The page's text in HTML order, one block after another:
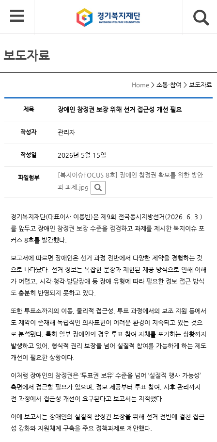
보도자료
Home > 소통·참여 > 보도자료
제목 장애인 참정권 보장 위해 선거 접근성 개선 필요
작성자 관리자
작성일 2026년 5월 15일
파일첨부
[복지이슈FOCUS 8호] 장애인 참정권 확보를 위한 방안
과 과제.jpg
경기복지재단(대표이사 이용빈)은 제9회 전국동시지방선거(2026. 6. 3.)
를 앞두고 장애인 참정권 보장 수준을 점검하고 과제를 제시한 복지이슈 포
커스 8호를 발간했다.
보고서에 따르면 장애인은 선거 과정 전반에서 다양한 제약을 경험하는 것
으로 나타났다. 선거 정보는 복잡한 문장과 제한된 제공 방식으로 인해 이해
가 어렵고, 시각·청각·발달장애 등 장애 유형에 따라 필요한 정보 접근 방식
도 충분히 반영되지 못하고 있다.
또한 투표소까지의 이동, 물리적 접근성, 투표 과정에서의 보조 지원 등에서
도 제약이 존재해 독립적인 의사표현이 어려운 환경이 지속되고 있는 것으
로 분석됐다. 특히 일부 장애인의 경우 투표 참여 자체를 포기하는 상황까지
발생하고 있어, 형식적 권리 보장을 넘어 실질적 참여를 가능하게 하는 제도
개선이 필요한 상황이다.
이처럼 장애인의 참정권은 ‘투표권 보유’ 수준을 넘어 ‘실질적 행사 가능성’
측면에서 접근할 필요가 있으며, 정보 제공부터 투표 참여, 사후 관리까지
전 과정에서 접근성 개선이 요구된다고 보고서는 지적했다.
이에 보고서는 장애인의 실질적 참정권 보장을 위해 선거 전반에 걸친 접근
성 강화와 지원체계 구축을 주요 정책과제로 제안했다.